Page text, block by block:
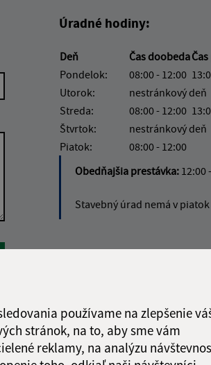
používame na zlepšenie
stránok, na to, aby sme vám
reklamy, na analýzu
Úradné hodiny:
Deň Čas doobeda
Pondelok:
08:00 - 12:00
Utorok:
nestránkový deň
Streda:
08:00 - 12:00
Štvrtok:
nestránkový deň
Piatok:
08:00 - 12:00
Obedňajšia prestávka: 12:00
Stavebný úrad nemá v